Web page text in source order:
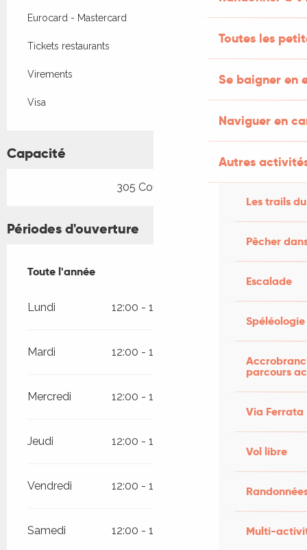
Toutes les
Se baigner en
Naviguer en
Autres
Les trails
Pêcher
Escalade
Spéléologie
parcours
Via Ferrata
Vol libre
Multi-
Eurocard - Mastercard
Tickets restaurants
Virements
Visa
Capacité
305 Couvert(s)
Périodes d'ouverture
Toute l'année
Toute l'année
Lundi 12:00 - 14:15
Mardi 12:00 - 14:15
Mercredi 12:00 - 14:15 17:00 - 21:00
Jeudi 12:00 - 14:15
Vendredi 12:00 - 14:15 17:00 - 21:00
Samedi 12:00 - 14:15 17:00 - 21:00